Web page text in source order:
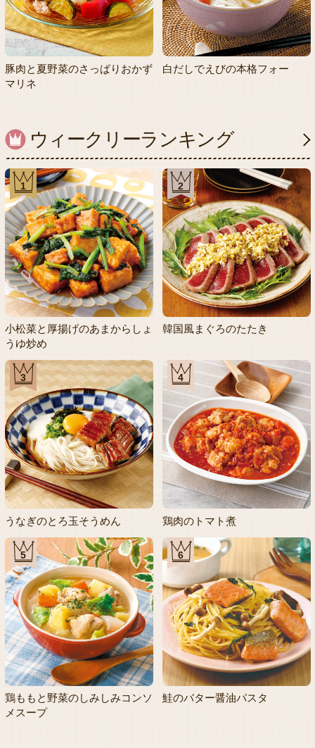
豚肉と夏野菜のさっぱりおかず
マリネ
白だしでえびの本格フォー
ウィークリーランキング
1
小松菜と厚揚げのあまからしょ
うゆ炒め
2
韓国風まぐろのたたき
3
うなぎのとろ玉そうめん
4
鶏肉のトマト煮
5
鶏ももと野菜のしみしみコンソ
メスープ
6
鮭のバター醤油パスタ